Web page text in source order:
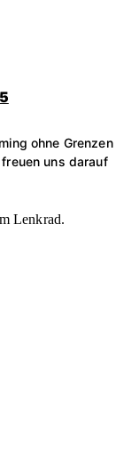
ohne Grenzen
uns darauf